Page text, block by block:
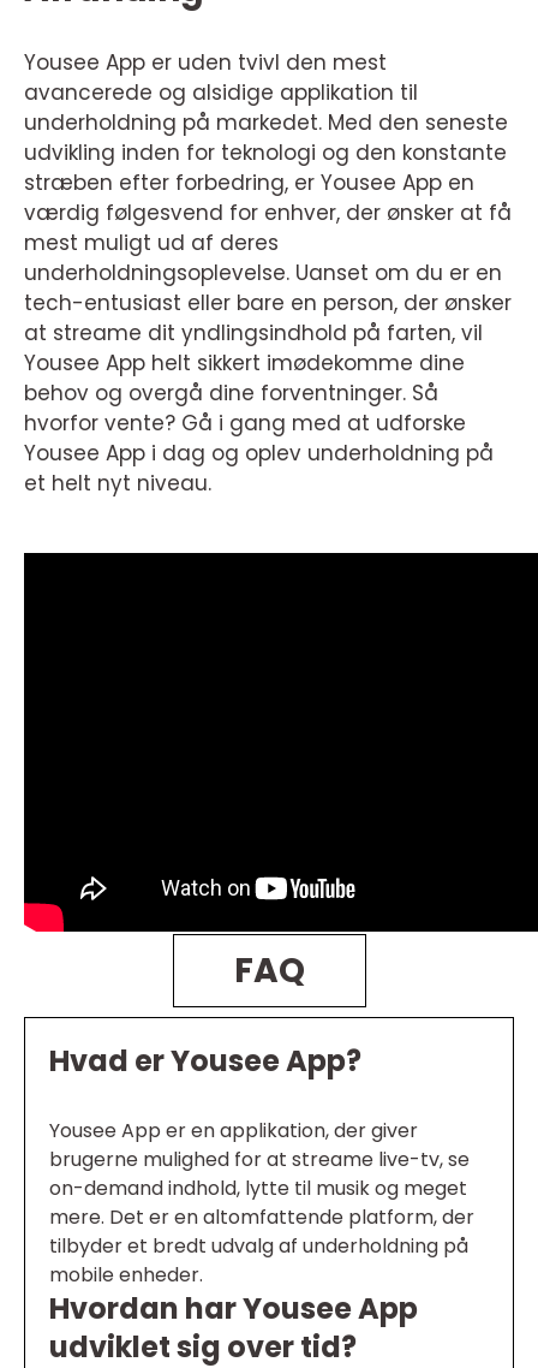
Yousee App er uden tvivl den mest
avancerede og alsidige applikation til
underholdning på markedet. Med den seneste
udvikling inden for teknologi og den konstante
stræben efter forbedring, er Yousee App en
værdig følgesvend for enhver, der ønsker at få
mest muligt ud af deres
underholdningsoplevelse. Uanset om du er en
tech-entusiast eller bare en person, der ønsker
at streame dit yndlingsindhold på farten, vil
Yousee App helt sikkert imødekomme dine
behov og overgå dine forventninger. Så
hvorfor vente? Gå i gang med at udforske
Yousee App i dag og oplev underholdning på
et helt nyt niveau.
FAQ
Hvad er Yousee App?
Yousee App er en applikation, der giver
brugerne mulighed for at streame live-tv, se
on-demand indhold, lytte til musik og meget
mere. Det er en altomfattende platform, der
tilbyder et bredt udvalg af underholdning på
mobile enheder.
Hvordan har Yousee App
udviklet sig over tid?